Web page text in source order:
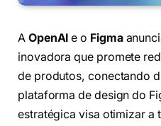
A OpenAI e o Figma
inovadora que promete
de produtos, conectando
plataforma de design do
estratégica visa otimizar a